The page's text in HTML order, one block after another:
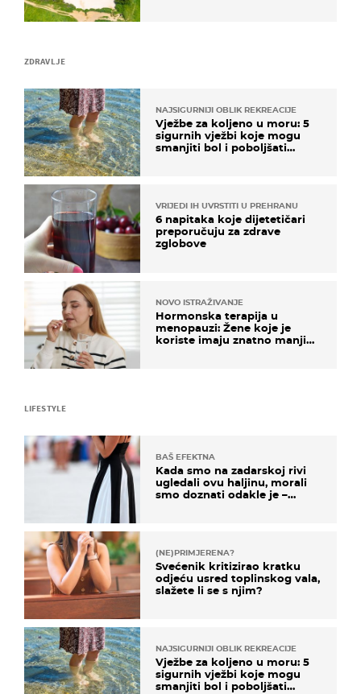
ZDRAVLJE
NAJSIGURNIJI OBLIK REKREACIJE
Vježbe za koljeno u moru: 5
sigurnih vježbi koje mogu
smanjiti bol i poboljšati
VRIJEDI IH UVRSTITI U PREHRANU
6 napitaka koje dijetetičari
preporučuju za zdrave
zglobove
NOVO ISTRAŽIVANJE
Hormonska terapija u
menopauzi: Žene koje je
koriste imaju znatno manji
LIFESTYLE
BAŠ EFEKTNA
Kada smo na zadarskoj rivi
ugledali ovu haljinu, morali
smo doznati odakle je –
(NE)PRIMJERENA?
Svećenik kritizirao kratku
odjeću usred toplinskog vala,
slažete li se s njim?
NAJSIGURNIJI OBLIK REKREACIJE
Vježbe za koljeno u moru: 5
sigurnih vježbi koje mogu
smanjiti bol i poboljšati